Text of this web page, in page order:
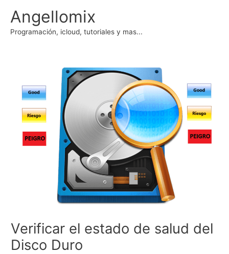
contenido
Angellomix
Programación, icloud, tutoriales y mas...
Verificar el estado de salud del
Disco Duro